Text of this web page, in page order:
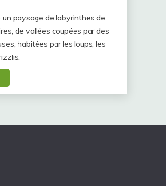
un paysage de labyrinthes de
de vallées coupées par des
habitées par les loups, les